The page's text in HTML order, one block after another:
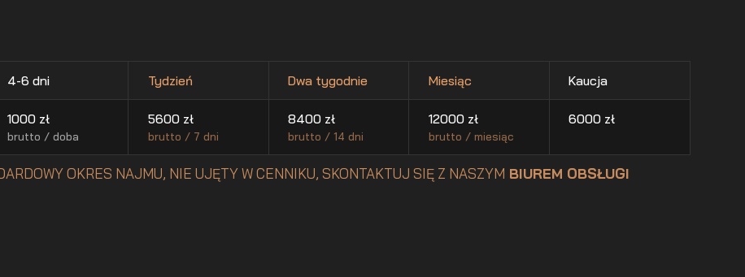
4-6 dni
1000zł
brutto / doba
Tydzień
5600zł
brutto / 7 dni
Dwa tygodnie
8400 zł
brutto / 14 dni
Miesiąc
12000zł
brutto / miesiąc
Kaucja
6000 zł
OKRES NAJMU, NIE UJĘTY W CENNIKU, SKONTAKTUJ SIĘ Z NASZYM BIUREM OBSŁUGI